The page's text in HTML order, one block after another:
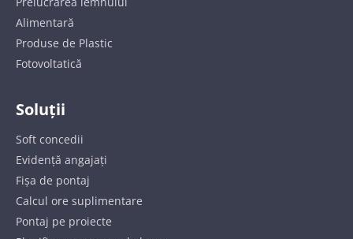
Alimentară
Produse de Plastic
Fotovoltatică
Soluții
Soft concedii
Evidență angajați
Fișa de pontaj
Calcul ore suplimentare
Pontaj pe proiecte